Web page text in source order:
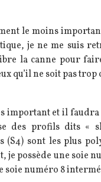
le moins
je ne me suis
la canne pour
qu’il ne soit pas trop
important et il
des profils dits «
(S4) sont les plus
possède une soie
soie numéro 8